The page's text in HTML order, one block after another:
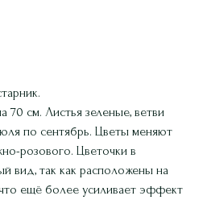
70 см. Листья зеленые, ветви
по сентябрь. Цветы меняют
розового. Цветочки в
вид, так как расположены на
ещё более усиливает эффект